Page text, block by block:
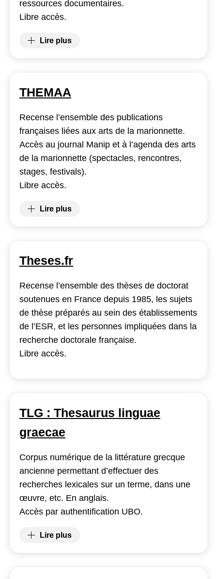
ressources documentaires.
Libre accès.
Lire plus
THEMAA
Recense l’ensemble des publications
françaises liées aux arts de la marionnette.
Accès au journal Manip et à l’agenda des arts
de la marionnette (spectacles, rencontres,
stages, festivals).
Libre accès.
Lire plus
Theses.fr
Recense l’ensemble des thèses de doctorat
soutenues en France depuis 1985, les sujets
de thèse préparés au sein des établissements
de l’ESR, et les personnes impliquées dans la
recherche doctorale française.
Libre accès.
TLG : Thesaurus linguae
graecae
Corpus numérique de la littérature grecque
ancienne permettant d’effectuer des
recherches lexicales sur un terme, dans une
œuvre, etc. En anglais.
Accès par authentification UBO.
Lire plus